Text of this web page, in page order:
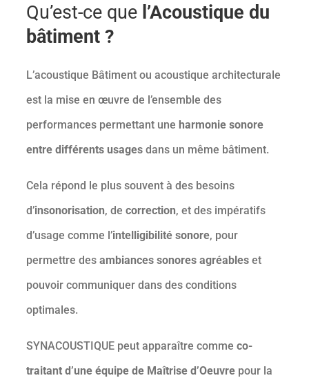
Qu’est-ce que l’Acoustique du
bâtiment ?
L’acoustique Bâtiment ou acoustique architecturale
est la mise en œuvre de l’ensemble des
performances permettant une harmonie sonore
entre différents usages dans un même bâtiment.
Cela répond le plus souvent à des besoins
d’insonorisation, de correction, et des impératifs
d’usage comme l’intelligibilité sonore, pour
permettre des ambiances sonores agréables et
pouvoir communiquer dans des conditions
optimales.
SYNACOUSTIQUE peut apparaître comme co-
traitant d’une équipe de Maîtrise d’Oeuvre pour la